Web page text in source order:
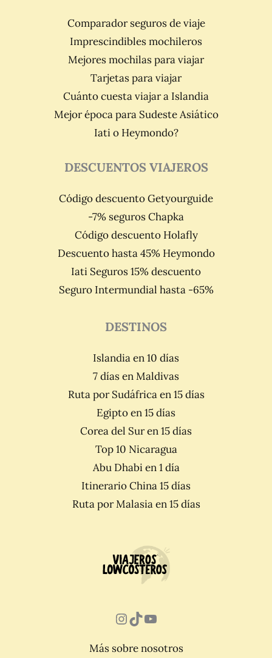
Comparador seguros de viaje
Imprescindibles mochileros
Mejores mochilas para viajar
Tarjetas para viajar
Cuánto cuesta viajar a Islandia
Mejor época para Sudeste Asiático
Iati o Heymondo?
DESCUENTOS VIAJEROS
Código descuento Getyourguide
-7% seguros Chapka
Código descuento Holafly
Descuento hasta 45% Heymondo
Iati Seguros 15% descuento
Seguro Intermundial hasta -65%
DESTINOS
Islandia en 10 días
7 días en Maldivas
Ruta por Sudáfrica en 15 días
Egipto en 15 días
Corea del Sur en 15 días
Top 10 Nicaragua
Abu Dhabi en 1 día
Itinerario China 15 días
Ruta por Malasia en 15 días
Instagram
TikTok
YouTube
Más sobre nosotros